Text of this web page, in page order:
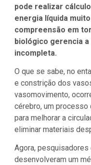
pode realizar
energia líquida
compreensão em
biológico gerencia
incompleta.
O que se sabe, no
e constrição dos
vasomovimento,
cérebro, um
para melhorar a
eliminar materiais
Agora, pesquisadores
desenvolveram um